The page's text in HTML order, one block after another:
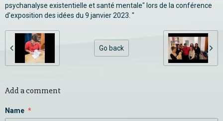
psychanalyse existentielle et santé mentale" lors de la conférence
d'exposition des idées du 9 janvier 2023. "
Go back
Add a comment
Name